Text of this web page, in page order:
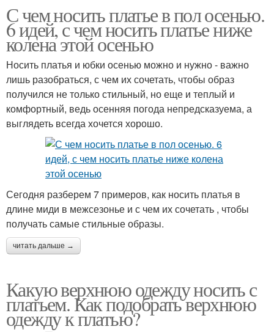
С чем носить платье в пол осенью.
6 идей, с чем носить платье ниже
колена этой осенью
Носить платья и юбки осенью можно и нужно - важно
лишь разобраться, с чем их сочетать, чтобы образ
получился не только стильный, но еще и теплый и
комфортный, ведь осенняя погода непредсказуема, а
выглядеть всегда хочется хорошо.
Сегодня разберем 7 примеров, как носить платья в
длине миди в межсезонье и с чем их сочетать , чтобы
получать самые стильные образы.
читать дальше →
Какую верхнюю одежду носить с
платьем. Как подобрать верхнюю
одежду к платью?